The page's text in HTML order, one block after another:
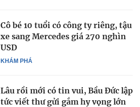
KHÁM PHÁ
Cô bé 10 tuổi có công ty riêng, tậu
xe sang Mercedes giá 270 nghìn
USD
Lâu rồi mới có tin vui, Bầu Đức lập
tức viết thư gửi gắm hy vọng lớn